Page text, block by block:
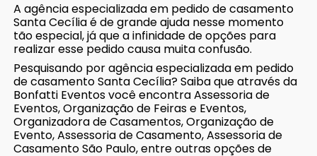
A agência especializada em pedido de casamento
Santa Cecília é de grande ajuda nesse momento
tão especial, já que a infinidade de opções para
realizar esse pedido causa muita confusão.
Pesquisando por agência especializada em pedido
de casamento Santa Cecília? Saiba que através da
Bonfatti Eventos você encontra Assessoria de
Eventos, Organização de Feiras e Eventos,
Organizadora de Casamentos, Organização de
Evento, Assessoria de Casamento, Assessoria de
Casamento São Paulo, entre outras opções de